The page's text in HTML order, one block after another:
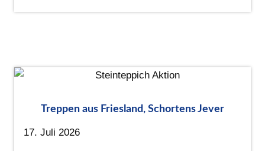
Treppen aus Friesland, Schortens Jever
17. Juli 2026